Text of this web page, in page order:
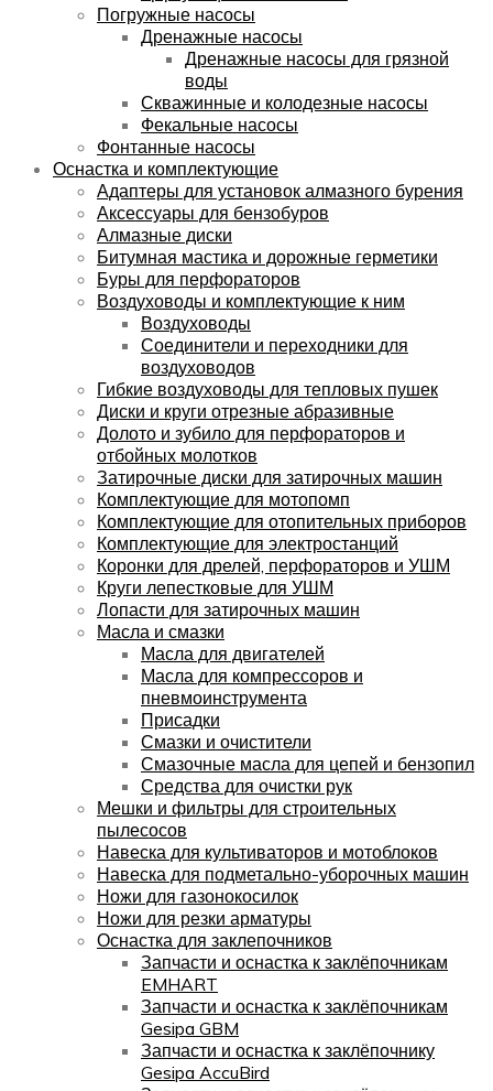
Погружные насосы
Дренажные насосы
Дренажные насосы для грязной
воды
Скважинные и колодезные насосы
Фекальные насосы
Фонтанные насосы
Оснастка и комплектующие
Адаптеры для установок алмазного бурения
Аксессуары для бензобуров
Алмазные диски
Битумная мастика и дорожные герметики
Буры для перфораторов
Воздуховоды и комплектующие к ним
Воздуховоды
Соединители и переходники для
воздуховодов
Гибкие воздуховоды для тепловых пушек
Диски и круги отрезные абразивные
Долото и зубило для перфораторов и
отбойных молотков
Затирочные диски для затирочных машин
Комплектующие для мотопомп
Комплектующие для отопительных приборов
Комплектующие для электростанций
Коронки для дрелей, перфораторов и УШМ
Круги лепестковые для УШМ
Лопасти для затирочных машин
Масла и смазки
Масла для двигателей
Масла для компрессоров и
пневмоинструмента
Присадки
Смазки и очистители
Смазочные масла для цепей и бензопил
Средства для очистки рук
Мешки и фильтры для строительных
пылесосов
Навеска для культиваторов и мотоблоков
Навеска для подметально-уборочных машин
Ножи для газонокосилок
Ножи для резки арматуры
Оснастка для заклепочников
Запчасти и оснастка к заклёпочникам
EMHART
Запчасти и оснастка к заклёпочникам
Gesipa GBM
Запчасти и оснастка к заклёпочнику
Gesipa AccuBird